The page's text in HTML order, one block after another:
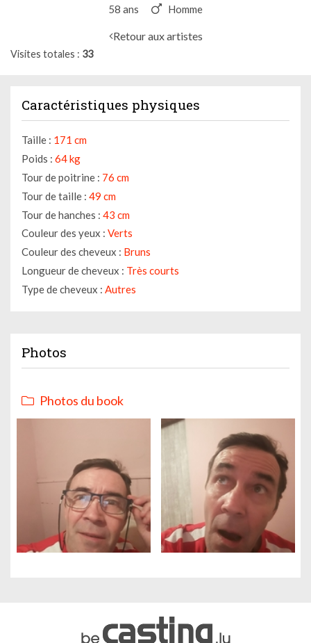
58 ans Homme
Retour aux artistes
Visites totales 33
Caractéristiques physiques
Taille : 171 cm
Poids : 64 kg
Tour de poitrine : 76 cm
Tour de taille : 49 cm
Tour de hanches : 43 cm
Couleur des yeux : Verts
Couleur des cheveux : Bruns
Longueur de cheveux : Très courts
Type de cheveux : Autres
Photos
Photos du book